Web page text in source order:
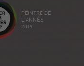
12/2025
PEINTRE DE
L'ANNÉE
2019